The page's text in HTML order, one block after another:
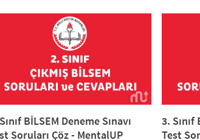
BİLSEM Deneme Sınavı
Soruları Çöz - MentalUP
3. Sınıf
Test